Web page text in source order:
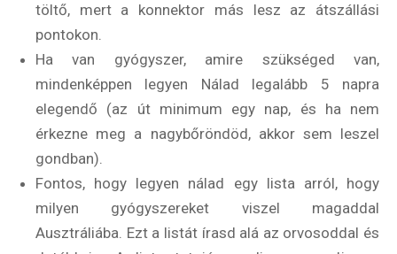
töltő, mert a konnektor más lesz az átszállási
pontokon.
Ha van gyógyszer, amire szükséged van,
mindenképpen legyen Nálad legalább 5 napra
elegendő (az út minimum egy nap, és ha nem
érkezne meg a nagybőröndöd, akkor sem leszel
gondban).
Fontos, hogy legyen nálad egy lista arról, hogy
milyen gyógyszereket viszel magaddal
Ausztráliába. Ezt a listát írasd alá az orvosoddal és